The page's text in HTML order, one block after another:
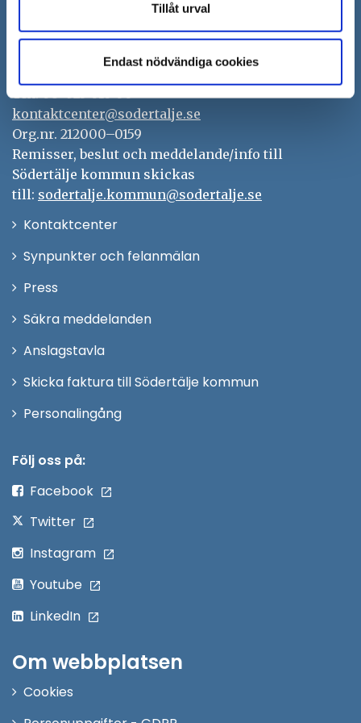
Tillåt urval
Endast nödvändiga cookies
Södertälje kommun
151 89 Södertälje
Besöksadress: Nyköpingsvägen 26
Tfn: 08–523 010 00
kontaktcenter@sodertalje.se
Org.nr. 212000–0159
Remisser, beslut och meddelande/info till
Södertälje kommun skickas
till: sodertalje.kommun@sodertalje.se
KontaktcenterÖppna
Synpunkter och felanmälan
Press
fönster
Säkra meddelanden
Anslagstavla
Skicka faktura till Södertälje kommun
PersonalingångÖppna
Följ oss på:
Facebook
Twitter
Instagram
Youtube
LinkedIn
Om webbplatsen
Cookies